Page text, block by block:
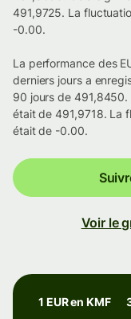
491,9725. La
-0.00.
La performance des
derniers jours a
90 jours de 491,8450.
était de 491,9718. La
était de -0.00.
Voir le
1 EUR en KMF